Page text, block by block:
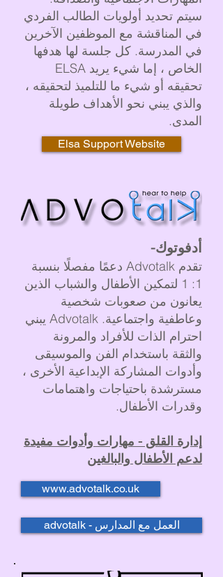
سيتم تحديد أولويات الطالب الفردي
في المناقشة مع الموظفين الآخرين
في المدرسة. كل جلسة لها هدفها
الخاص ، إما شيء يريد ELSA
تحقيقه أو شيء ما للتلميذ لتحقيقه ،
والذي يبني نحو الأهداف طويلة
المدى.
Elsa Support Website
أدفوتوك-
تقدم Advotalk دعمًا مفصلًا بنسبة
1: 1 لتمكين الأطفال والشباب الذين
يعانون من صعوبات شخصية
وعاطفية واجتماعية. Advotalk يبني
احترام الذات للأفراد والمرونة
والثقة باستخدام الفن والموسيقى
وأدوات المشاركة الإبداعية الأخرى ،
مسترشدة باحتياجات واهتمامات
وقدرات الأطفال.
إدارة القلق - مهارات وأدوات مفيدة
لدعم الأطفال والبالغين
www.advotalk.co.uk
advotalk - العمل مع المدارس